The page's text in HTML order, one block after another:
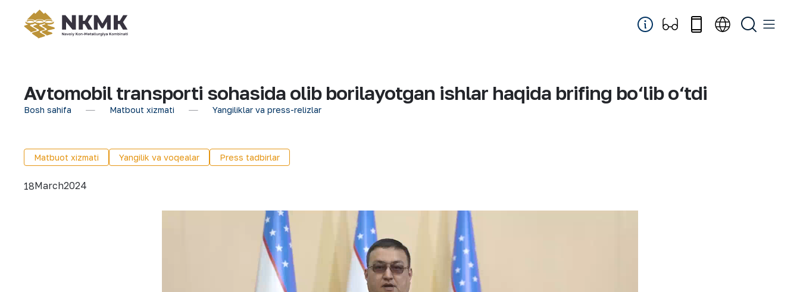
Avtomobil transporti sohasida olib borilayotgan ishlar haqida brifing bo‘lib o‘tdi
Bosh sahifa Matbout xizmati Yangiliklar va press-relizlar
Matbuot xizmati Yangilik va voqealar Press tadbirlar
18March2024